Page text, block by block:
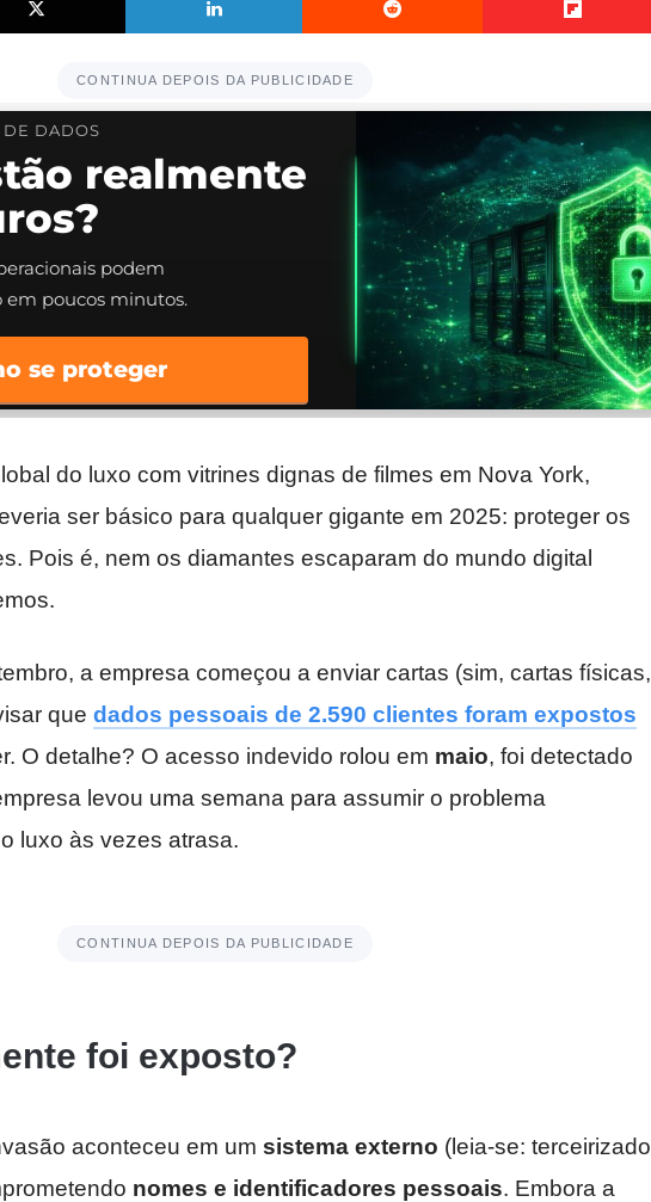
CONTINUA DEPOIS DA PUBLICIDADE
DE DADOS
realmente
podem
poucos minutos.
se proteger
do luxo com vitrines dignas de filmes em Nova York,
ser básico para qualquer gigante em 2025: proteger os
Pois é, nem os diamantes escaparam do mundo digital
a empresa começou a enviar cartas (sim, cartas físicas,
que dados pessoais de 2.590 clientes foram expostos
O detalhe? O acesso indevido rolou em maio, foi detectado
levou uma semana para assumir o problema
luxo às vezes atrasa.
CONTINUA DEPOIS DA PUBLICIDADE
foi exposto?
aconteceu em um sistema externo (leia-se: terceirizado
nomes e identificadores pessoais. Embora a